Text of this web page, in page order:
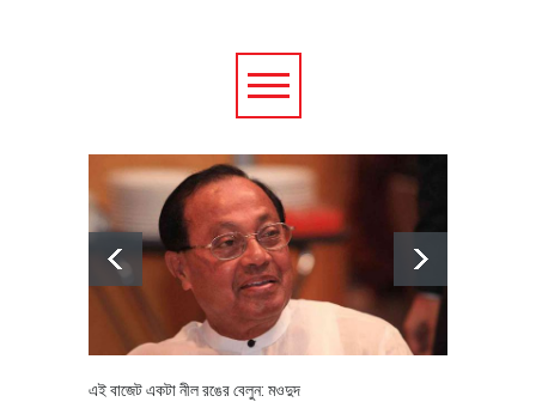
এই বাজেট একটা নীল রঙের বেলুন: মওদুদ